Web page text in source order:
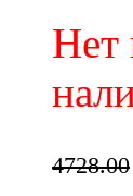
Нет
4728.00